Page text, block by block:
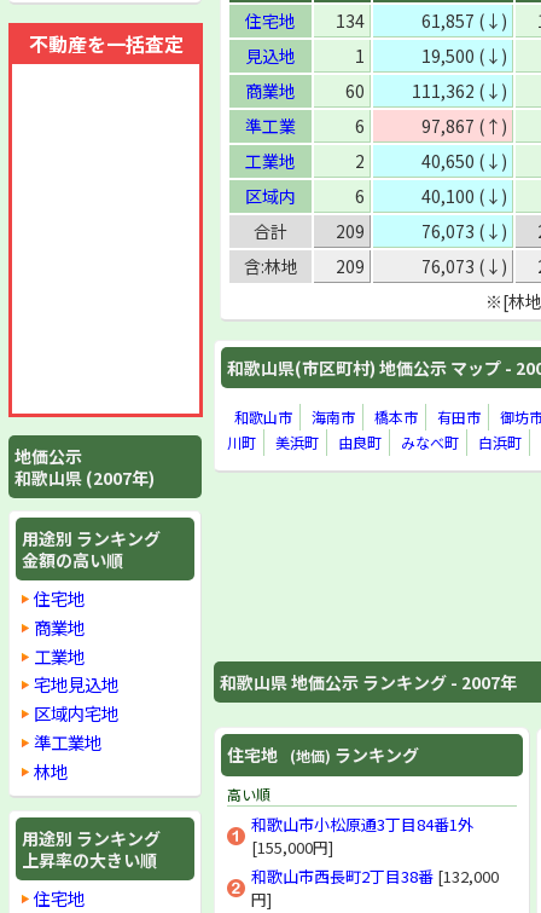
住宅地
134 61,857 (↓)
見込地
1
19,500 (↓)
商業地
60
111,362 (↓)
準工業
6
97,867 (↑)
工業地
2
40,650 (↓)
区域内
6
40,100 (↓)
合計
209 76,073 (↓)
含:林地
209 76,073 (↓)
※[林
和歌山県(市区町村) 地価公示 マップ -
和歌山市 海南市 橋本市 有田市
御坊
川町
美浜町 由良町 みなべ町 白浜町
和歌山県 地価公示 ランキング - 2007年
住宅地 (地価) ランキング
高い順
和歌山市小松原通3丁目84番1外
[155,000円]
和歌山市西長町2丁目38番 [132,000
円]
不動産を一括査定
地価公示
和歌山県 (2007年)
用途別 ランキング
金額の高い順
住宅地
商業地
工業地
宅地見込地
区域内宅地
準工業地
林地
用途別 ランキング
上昇率の大きい順
住宅地